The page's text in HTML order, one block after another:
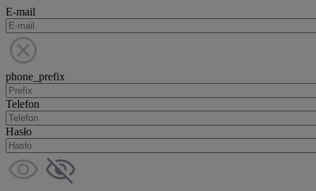
E-mail
phone_prefix
Telefon
Hasło